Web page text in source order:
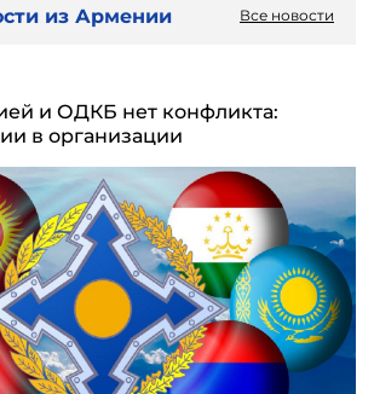
из Армении Все новости
и ОДКБ нет конфликта:
в организации